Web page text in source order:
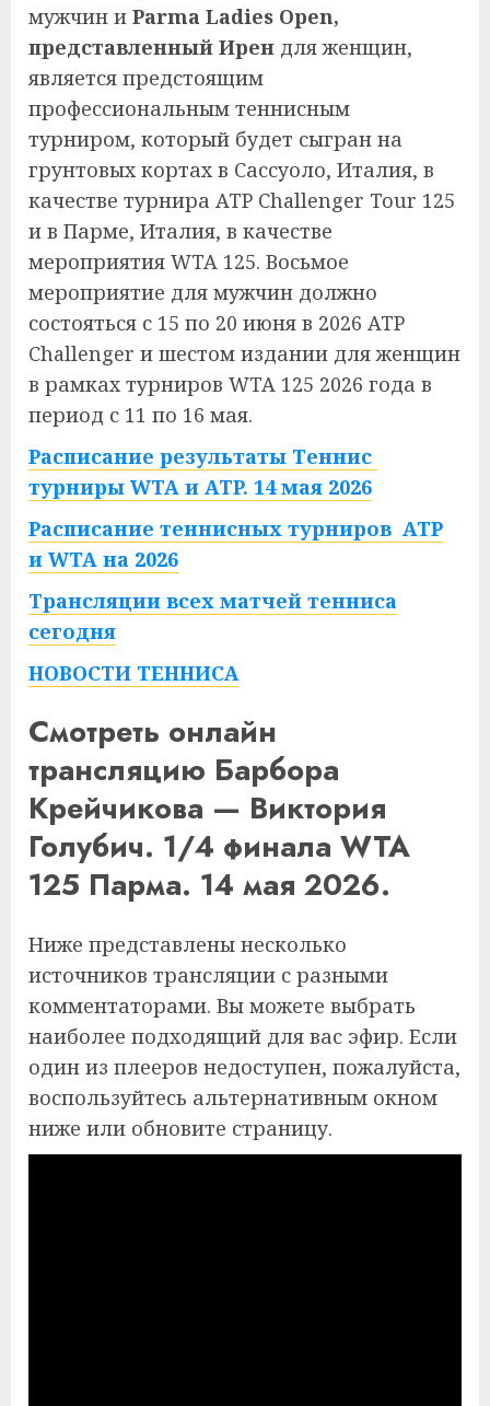
мужчин и Parma Ladies Open,
представленный Ирен для женщин,
является предстоящим
профессиональным теннисным
турниром, который будет сыгран на
грунтовых кортах в Сассуоло, Италия, в
качестве турнира ATP Challenger Tour 125
и в Парме, Италия, в качестве
мероприятия WTA 125. Восьмое
мероприятие для мужчин должно
состояться с 15 по 20 июня в 2026 ATP
Challenger и шестом издании для женщин
в рамках турниров WTA 125 2026 года в
период с 11 по 16 мая.
Расписание результаты Теннис
турниры WTA и ATP. 14 мая 2026
Расписание теннисных турниров ATP
и WTA на 2026
Трансляции всех матчей тенниса
сегодня
НОВОСТИ ТЕННИСА
Смотреть онлайн
трансляцию Барбора
Крейчикова — Виктория
Голубич. 1/4 финала WTA
125 Парма. 14 мая 2026.
Ниже представлены несколько
источников трансляции с разными
комментаторами. Вы можете выбрать
наиболее подходящий для вас эфир. Если
один из плееров недоступен, пожалуйста,
воспользуйтесь альтернативным окном
ниже или обновите страницу.